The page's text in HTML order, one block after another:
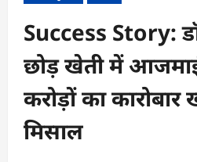
Success Story:
छोड़ खेती में
करोड़ों का
मिसाल